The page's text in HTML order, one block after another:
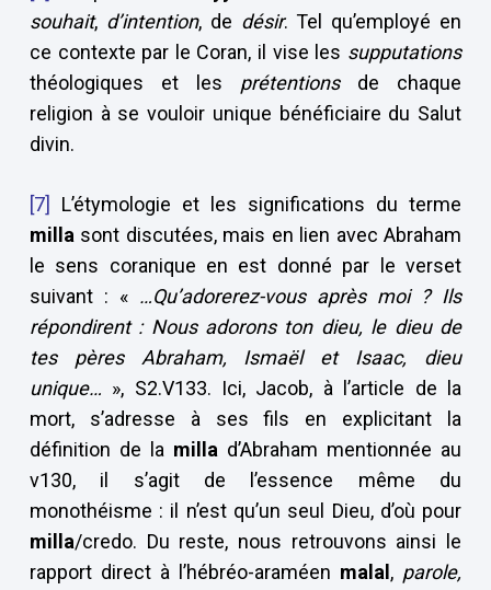
souhait, d’intention, de désir. Tel qu’employé en
ce contexte par le Coran, il vise les supputations
théologiques et les prétentionsde chaque
religion à se vouloir unique bénéficiaire du Salut
divin.
[7]
L’étymologie et les significations du terme
milla sont discutées, mais en lien avec Abraham
le sens coranique en est donné par le verset
suivant : « …Qu’adorerez-vous après moi ? Ils
répondirent : Nous adorons ton dieu, le dieu de
tes pères Abraham, Ismaël et Isaac, dieu
unique… », S2.V133. Ici, Jacob, à l’article de la
mort, s’adresse à ses fils en explicitant la
définition de la milla d’Abraham mentionnée au
v130, il s’agit de l’essence même du
monothéisme : il n’est qu’un seul Dieu, d’où pour
milla/credo. Du reste, nous retrouvons ainsi le
rapport direct à l’hébréo-araméen malal , parole,